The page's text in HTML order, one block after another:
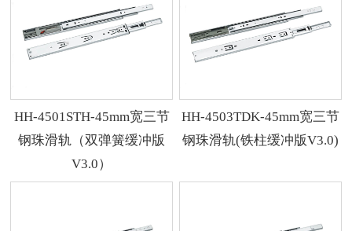
HH-4501STH-45mm宽三节
钢珠滑轨（双弹簧缓冲版
V3.0）
HH-4503TDK-45mm宽三节
钢珠滑轨(铁柱缓冲版V3.0)